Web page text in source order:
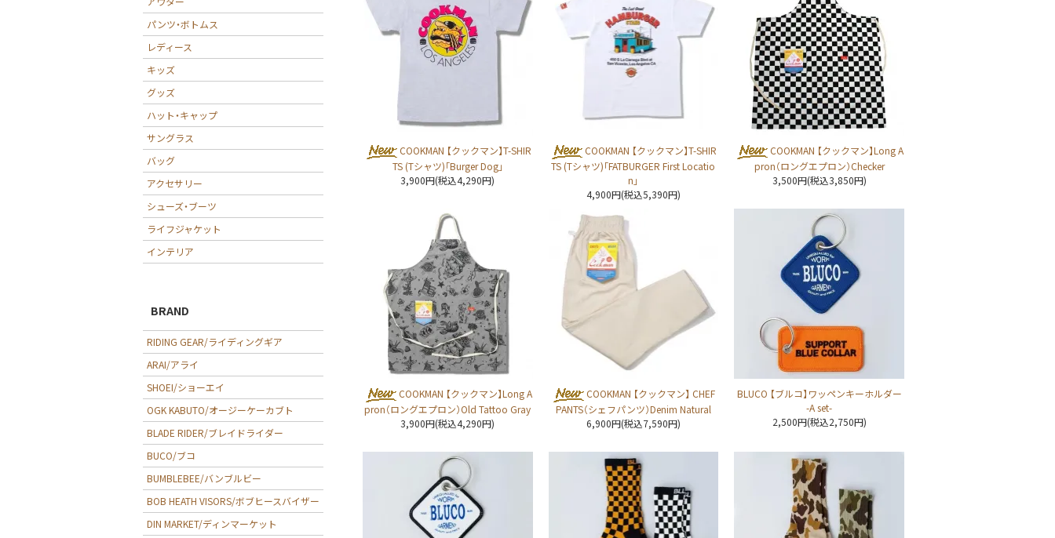
COOKMAN 【クックマン】T-SHIR
TS (Tシャツ)「Burger Dog」
3,900円(税込4,290円)
COOKMAN 【クックマン】T-SHIR
TS (Tシャツ)「FATBURGER First Locatio
n」
4,900円(税込5,390円)
COOKMAN 【クックマン】Long A
pron（ロングエプロン）Checker
3,500円(税込3,850円)
COOKMAN 【クックマン】Long A
pron（ロングエプロン）Old Tattoo Gray
3,900円(税込4,290円)
COOKMAN 【クックマン】 CHEF
PANTS（シェフパンツ）Denim Natural
6,900円(税込7,590円)
BLUCO 【ブルコ】ワッペンキーホルダー
-A set-
2,500円(税込2,750円)
パンツ・ボトムス
レディース
キッズ
グッズ
ハット・キャップ
サングラス
バッグ
アクセサリー
シューズ・ブーツ
ライフジャケット
インテリア
BRAND
RIDING GEAR/ライディングギア
ARAI/アライ
SHOEI/ショーエイ
OGK KABUTO/オージーケーカブト
BLADE RIDER/ブレイドライダー
BUCO/ブコ
BUMBLEBEE/バンブルビー
BOB HEATH VISORS/ボブヒースバイザー
DIN MARKET/ディンマーケット